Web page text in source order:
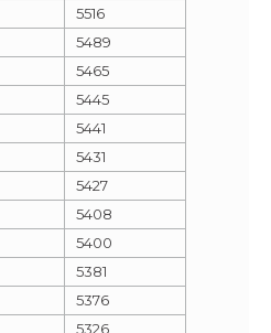
5516
5489
5465
5445
5441
5431
5427
5408
5400
5381
5376
5326